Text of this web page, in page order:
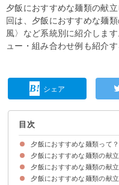
夕飯におすすめな麺類の献
回は、夕飯におすすめな麺
風〉など系統別に紹介しま
ュー・組み合わせ例も紹介
シェア
目次
夕飯におすすめな麺類って
夕飯におすすめな麺類の献立
①卵とじあんかけうどん
②温かい月見そば
③子供が喜ぶカレーうどん
④鶏の南蛮そば
⑤鍋焼きうどん
⑥煮込みうどん
⑦焼きうどん
⑧根菜のけんちんそば
⑨ほうれん草とベーコンの
夕飯におすすめな麺類の献立
①バジルとレモンのパスタ
②カルボナーラうどん
③子供が喜ぶステーキパス
④鯖缶の簡単トマトパスタ
⑤焼きそば麺のナポリタン
⑥冷凍うどんでミートソー
⑦そうめんでトマトとツナ
夕飯におすすめな麺類の献